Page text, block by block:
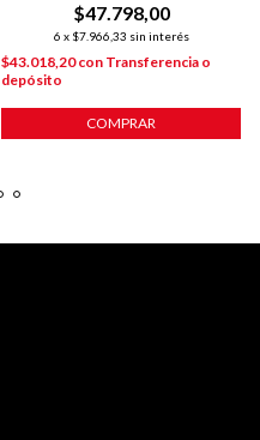
$47.798,00
6 x $7.966,33 sin interés
$43.018,20con Transferencia o
depósito
COMPRAR